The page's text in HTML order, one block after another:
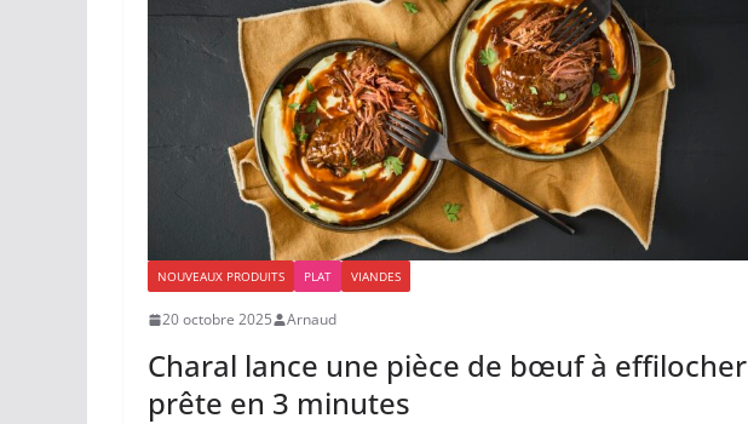
NOUVEAUX PRODUITS PLAT VIANDES
20 octobre 2025 Arnaud
Charal lance une pièce de bœuf à effilocher
prête en 3 minutes